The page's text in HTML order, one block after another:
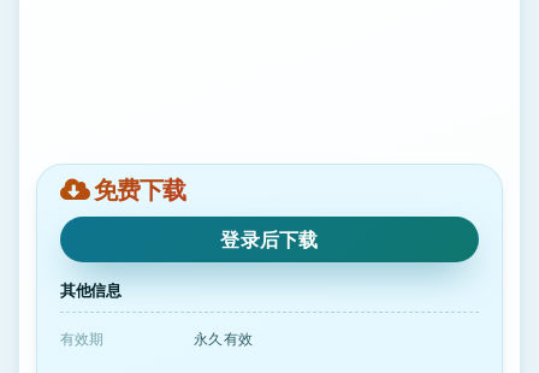
免费下载
登录后下载
其他信息
有效期 永久有效